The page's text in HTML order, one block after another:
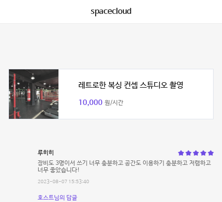
spacecloud
레트로한 복싱 컨셉 스튜디오 촬영
10,000 원/시간
루히히
장비도 3명이서 쓰기 너무 충분하고 공간도 이용하기 충분하고 저렴하고
너무 좋았습니다!
2023-08-07 15:53:40
호스트님의 답글